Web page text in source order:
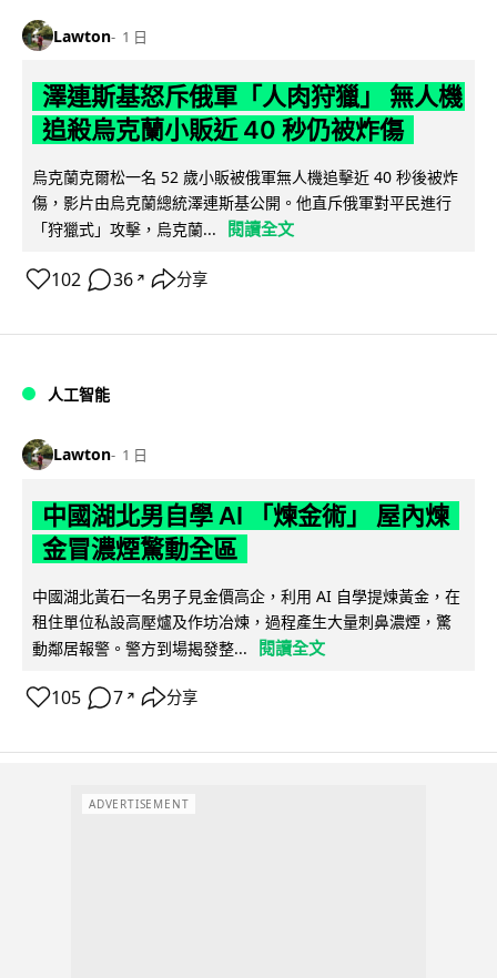
Lawton 1 日
澤連斯基怒斥俄軍「人肉狩獵」 無人機
追殺烏克蘭小販近 40 秒仍被炸傷
烏克蘭克爾松一名 52 歲小販被俄軍無人機追擊近 40 秒後被炸
傷，影片由烏克蘭總統澤連斯基公開。他直斥俄軍對平民進行
「狩獵式」攻擊，烏克蘭...
閱讀全文
102 36 ↗ 分享
人工智能
Lawton 1 日
中國湖北男自學 AI 「煉金術」 屋內煉
金冒濃煙驚動全區
中國湖北黃石一名男子見金價高企，利用 AI 自學提煉黃金，在
租住單位私設高壓爐及作坊冶煉，過程產生大量刺鼻濃煙，驚
動鄰居報警。警方到場揭發整...
閱讀全文
105 7 ↗ 分享
ADVERTISEMENT